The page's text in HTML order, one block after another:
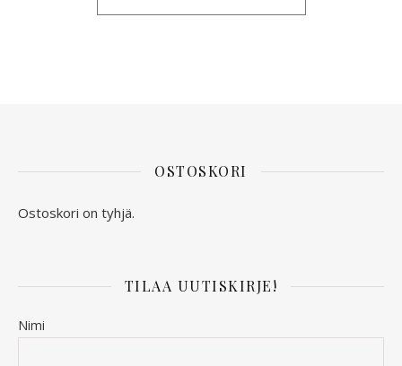
OSTOSKORI
Ostoskori on tyhjä.
TILAA UUTISKIRJE!
Nimi